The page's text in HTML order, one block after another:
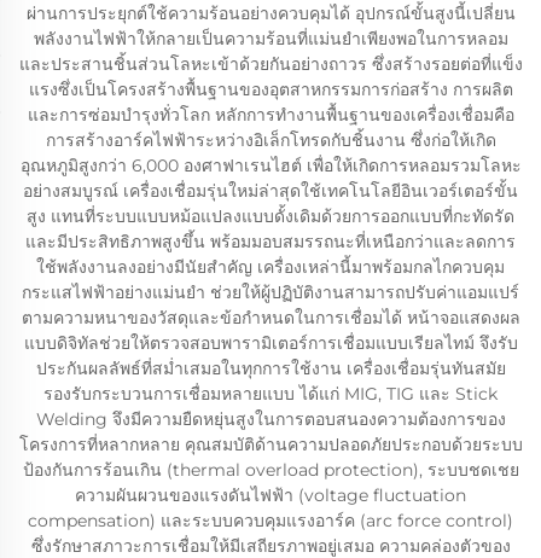
ผ่านการประยุกต์ใช้ความร้อนอย่างควบคุมได้ อุปกรณ์ขั้นสูงนี้เปลี่ยน
พลังงานไฟฟ้าให้กลายเป็นความร้อนที่แม่นยำเพียงพอในการหลอม
และประสานชิ้นส่วนโลหะเข้าด้วยกันอย่างถาวร ซึ่งสร้างรอยต่อที่แข็ง
แรงซึ่งเป็นโครงสร้างพื้นฐานของอุตสาหกรรมการก่อสร้าง การผลิต
และการซ่อมบำรุงทั่วโลก หลักการทำงานพื้นฐานของเครื่องเชื่อมคือ
การสร้างอาร์คไฟฟ้าระหว่างอิเล็กโทรดกับชิ้นงาน ซึ่งก่อให้เกิด
อุณหภูมิสูงกว่า 6,000 องศาฟาเรนไฮต์ เพื่อให้เกิดการหลอมรวมโลหะ
อย่างสมบูรณ์ เครื่องเชื่อมรุ่นใหม่ล่าสุดใช้เทคโนโลยีอินเวอร์เตอร์ขั้น
สูง แทนที่ระบบแบบหม้อแปลงแบบดั้งเดิมด้วยการออกแบบที่กะทัดรัด
และมีประสิทธิภาพสูงขึ้น พร้อมมอบสมรรถนะที่เหนือกว่าและลดการ
ใช้พลังงานลงอย่างมีนัยสำคัญ เครื่องเหล่านี้มาพร้อมกลไกควบคุม
กระแสไฟฟ้าอย่างแม่นยำ ช่วยให้ผู้ปฏิบัติงานสามารถปรับค่าแอมแปร์
ตามความหนาของวัสดุและข้อกำหนดในการเชื่อมได้ หน้าจอแสดงผล
แบบดิจิทัลช่วยให้ตรวจสอบพารามิเตอร์การเชื่อมแบบเรียลไทม์ จึงรับ
ประกันผลลัพธ์ที่สม่ำเสมอในทุกการใช้งาน เครื่องเชื่อมรุ่นทันสมัย
รองรับกระบวนการเชื่อมหลายแบบ ได้แก่ MIG, TIG และ Stick
Welding จึงมีความยืดหยุ่นสูงในการตอบสนองความต้องการของ
โครงการที่หลากหลาย คุณสมบัติด้านความปลอดภัยประกอบด้วยระบบ
ป้องกันการร้อนเกิน (thermal overload protection), ระบบชดเชย
ความผันผวนของแรงดันไฟฟ้า (voltage fluctuation
compensation) และระบบควบคุมแรงอาร์ค (arc force control)
ซึ่งรักษาสภาวะการเชื่อมให้มีเสถียรภาพอยู่เสมอ ความคล่องตัวของ